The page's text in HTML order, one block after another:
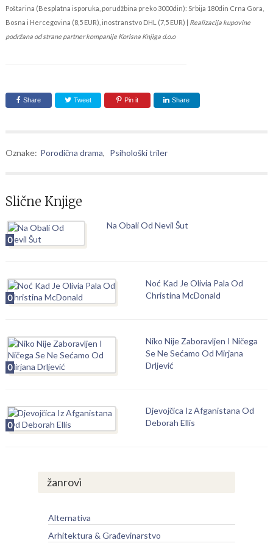
Poštarina (Besplatna isporuka, porudžbina preko 3000din): Srbija 180din Crna Gora,
Bosna i Hercegovina (8,5 EUR), inostranstvo DHL (7,5 EUR) | Realizacija kupovine
podržana od strane partner kompanije Korisna Knjiga d.o.o
Share Tweet Pin it Share
Oznake: Porodična drama, Psihološki triler
Slične Knjige
0
Na Obali Od Nevil Šut
0
Noć Kad Je Olivia Pala Od
Christina McDonald
0
Niko Nije Zaboravljen I Ničega
Se Ne Sećamo Od Mirjana
Drljević
0
Djevojčica Iz Afganistana Od
Deborah Ellis
žanrovi
Alternativa
Arhitektura & Građevinarstvo